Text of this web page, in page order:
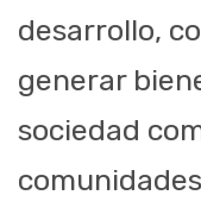
desarrollo,
generar
sociedad